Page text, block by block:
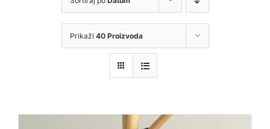
Prikaži 40 Proizvoda